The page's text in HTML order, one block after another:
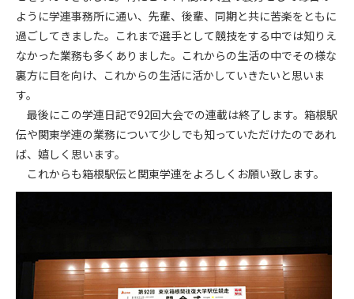
ように学連事務所に通い、先輩、後輩、同期と共に苦楽をともに
過ごしてきました。これまで選手として競技をする中では知りえ
なかった業務も多くありました。これからの生活の中でその様な
裏方に目を向け、これからの生活に活かしていきたいと思いま
す。
最後にこの学連日記で92回大会での連載は終了します。箱根駅
伝や関東学連の業務について少しでも知っていただけたのであれ
ば、嬉しく思います。
これからも箱根駅伝と関東学連をよろしくお願い致します。